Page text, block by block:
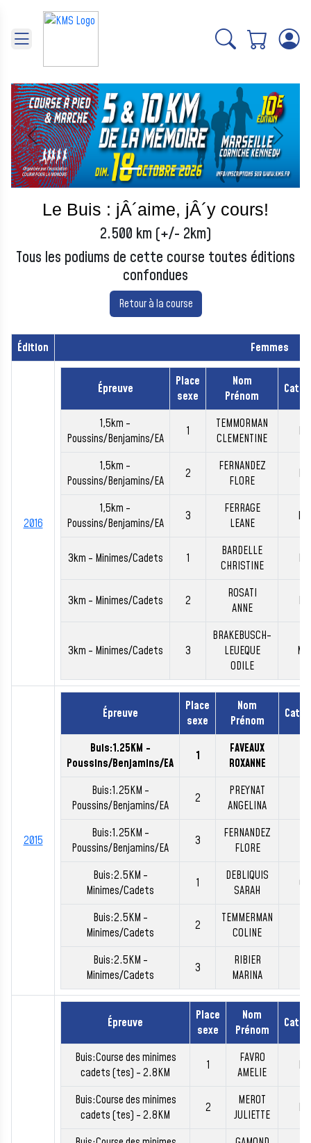
Précédent Suivant
Le Buis : jÂ´aime, jÂ´y cours!
2.500 km (+/- 2km)
Tous les podiums de cette course toutes éditions
confondues
Retour à la course
Édition Femmes
2016
Épreuve
Place
sexe
Nom
Prénom
1,5km -
Poussins/Benjamins/EA
1
TEMMORMAN
CLEMENTINE
1,5km -
Poussins/Benjamins/EA
2
FERNANDEZ
FLORE
1,5km -
Poussins/Benjamins/EA
3
FERRAGE
LEANE
3km - Minimes/Cadets 1
BARDELLE
CHRISTINE
3km - Minimes/Cadets 2
ROSATI
ANNE
3km - Minimes/Cadets 3
BRAKEBUSCH-
LEUEQUE
ODILE
2015
Épreuve
Place
sexe
Nom
Prénom
Buis:1.25KM -
Poussins/Benjamins/EA
1
FAVEAUX
ROXANNE
Buis:1.25KM -
Poussins/Benjamins/EA
2
PREYNAT
ANGELINA
Buis:1.25KM -
Poussins/Benjamins/EA
3
FERNANDEZ
FLORE
Buis:2.5KM -
Minimes/Cadets
1
DEBLIQUIS
SARAH
Buis:2.5KM -
Minimes/Cadets
2
TEMMERMAN
COLINE
Buis:2.5KM -
Minimes/Cadets
3
RIBIER
MARINA
Épreuve
Place
sexe
Nom
Prénom
Buis:Course des minimes
cadets (tes) - 2.8KM
1
FAVRO
AMELIE
Buis:Course des minimes
cadets (tes) - 2.8KM
2
MEROT
JULIETTE
Panneau de gestion des cookies